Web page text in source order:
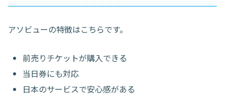
アソビューの特徴はこちらです。
前売りチケットが購入できる
当日券にも対応
日本のサービスで安心感がある